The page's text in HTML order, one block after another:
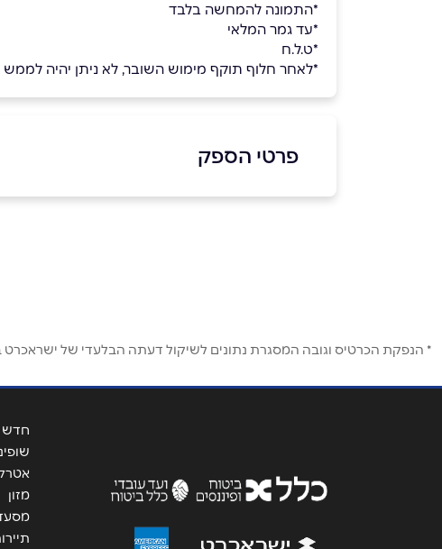
*התמונה להמחשה בלבד
*עד גמר המלאי
*ט.ל.ח
*לאחר חלוף תוקף מימוש השובר, לא ניתן יהיה לממש
פרטי הספק
אנא חזרו אלי בקשר ל...
* הנפקת הכרטיס וגובה המסגרת נתונים לשיקול דעתה הבלעדי של ישראכרט
חדש
מזון